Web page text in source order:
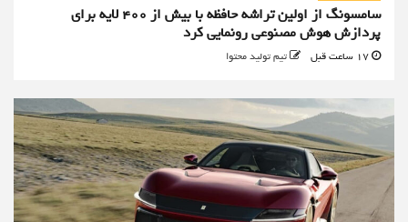
سامسونگ از اولین تراشه حافظه با بیش از ۴۰۰ لایه برای
پردازش هوش مصنوعی رونمایی کرد
تیم تولید محتوا